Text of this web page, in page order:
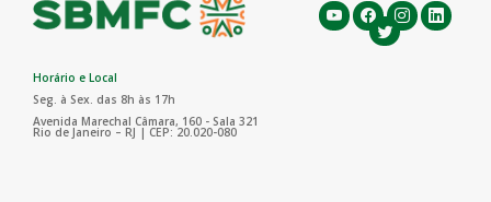
Horário e Local
Seg. à Sex. das 8h às 17h
Avenida Marechal Câmara, 160 - Sala 321
Rio de Janeiro – RJ | CEP: 20.020-080